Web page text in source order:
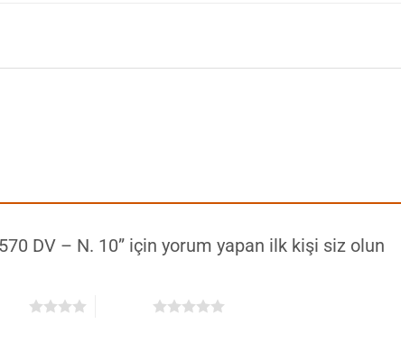
DV – N. 10” için yorum yapan ilk kişi siz olun